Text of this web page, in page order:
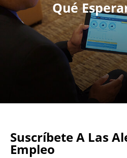
Qué
Suscríbete A Las
Empleo